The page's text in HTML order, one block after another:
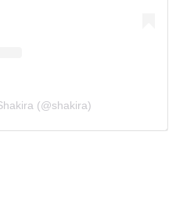
(@shakira)